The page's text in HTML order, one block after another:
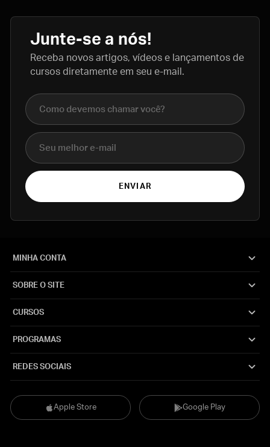
Junte-se a nós!
Receba novos artigos, vídeos e lançamentos de
cursos diretamente em seu e-mail.
Nome completo
E-mail
ENVIAR
Apple Store Google Play
MINHA CONTA
SOBRE O SITE
CURSOS
PROGRAMAS
REDES SOCIAIS